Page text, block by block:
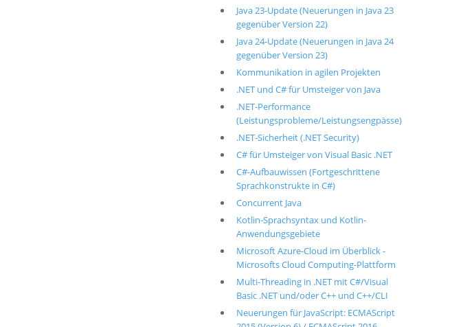
Java 23-Update (Neuerungen in Java 23
gegenüber Version 22)
Java 24-Update (Neuerungen in Java 24
gegenüber Version 23)
Kommunikation in agilen Projekten
.NET und C# für Umsteiger von Java
.NET-Performance
(Leistungsprobleme/Leistungsengpässe)
.NET-Sicherheit (.NET Security)
C# für Umsteiger von Visual Basic .NET
C#-Aufbauwissen (Fortgeschrittene
Sprachkonstrukte in C#)
Concurrent Java
Kotlin-Sprachsyntax und Kotlin-
Anwendungsgebiete
Microsoft Azure-Cloud im Überblick -
Microsofts Cloud Computing-Plattform
Multi-Threading in .NET mit C#/Visual
Basic .NET und/oder C++ und C++/CLI
Neuerungen für JavaScript: ECMAScript